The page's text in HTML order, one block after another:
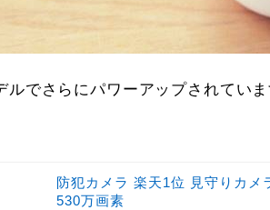
でさらにパワーアップされていま
防犯カメラ 楽天1位 見守りカ
530万画素